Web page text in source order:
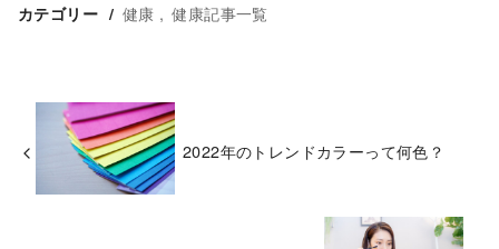
カテゴリー 健康 健康記事一覧
2022年のトレンドカラーって何色？